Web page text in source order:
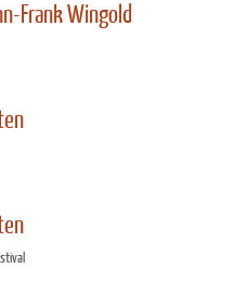
Frank Wingold